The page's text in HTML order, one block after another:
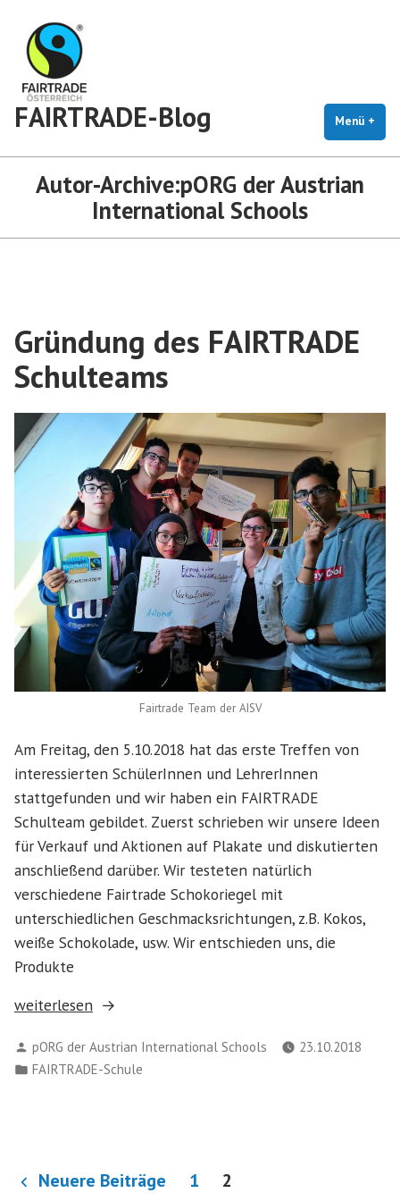
Inhalt
springen
FAIRTRADE-Blog Menü +
Autor-Archive:pORG der Austrian
International Schools
Gründung des FAIRTRADE
Schulteams
Fairtrade Team der AISV
Am Freitag, den 5.10.2018 hat das erste Treffen von
interessierten SchülerInnen und LehrerInnen
stattgefunden und wir haben ein FAIRTRADE
Schulteam gebildet. Zuerst schrieben wir unsere Ideen
für Verkauf und Aktionen auf Plakate und diskutierten
anschließend darüber. Wir testeten natürlich
verschiedene Fairtrade Schokoriegel mit
unterschiedlichen Geschmacksrichtungen, z.B. Kokos,
weiße Schokolade, usw. Wir entschieden uns, die
Produkte
„Gründung
FAIRTRADE
Schulteams“
weiterlesen
Verfasst
von
pORG der Austrian International Schools
23.10.2018
Veröffentlicht
FAIRTRADE-Schule
Seitennummerierung
Neuere Beiträge 1 2